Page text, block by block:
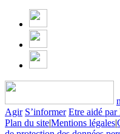
Agir S’informer Etre aidé par
Plan du site|Mentions légales|